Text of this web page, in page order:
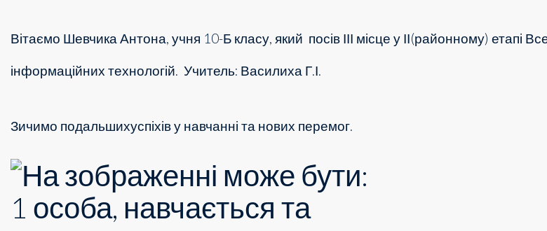
Вітаємо Шевчика Антона, учня 10-Б класу, який посів ІІІ місце у ІІ(районному) етапі
інформаційних технологій. Учитель: Василиха Г.І.
Зичимо подальшихуспіхів у навчанні та нових перемог.